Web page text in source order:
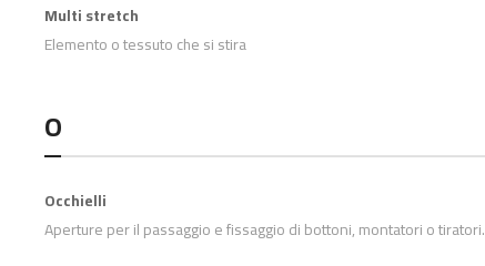
Multi stretch
Elemento o tessuto che si stira
O
Occhielli
Aperture per il passaggio e fissaggio di bottoni, montatori o tiratori.